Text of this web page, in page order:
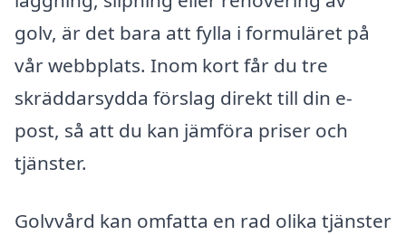
golv, är det bara att fylla i formuläret på
vår webbplats. Inom kort får du tre
skräddarsydda förslag direkt till din e-
post, så att du kan jämföra priser och
tjänster.
Golvvård kan omfatta en rad olika tjänster